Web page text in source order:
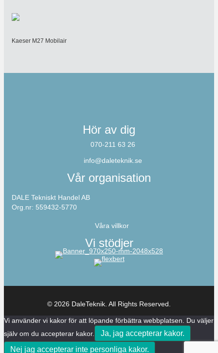
Kaeser M27 Mobilair
Hör av dig
070-211 63 26
info@daleteknik.se
Vår organisation
DALE Tekniskt Handel AB
Org.nr: 559432-5770
Våra villkor
Vi stödjer
© 2026 DaleTeknik. All Rights Reserved.
Vi använder vi kakor för att löpande förbättra webbplatsen. Du väljer
själv om du accepterar kakor.
Ja, jag accepterar kakor.
Nej jag accepterar inte personliga kakor.